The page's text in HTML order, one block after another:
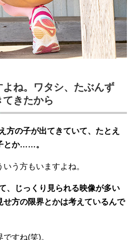
よね。ワタシ、たぶんず
きたから
の子が出てきていて、たとえ
とか……。
う方もいますよね。
じっくり見られる映像が多い
方の限界とかは考えているんで
すね(笑)。